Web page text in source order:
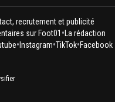
recrutement et publicité
sur Foot01 • La rédaction
• Instagram•TikTok•Facebook